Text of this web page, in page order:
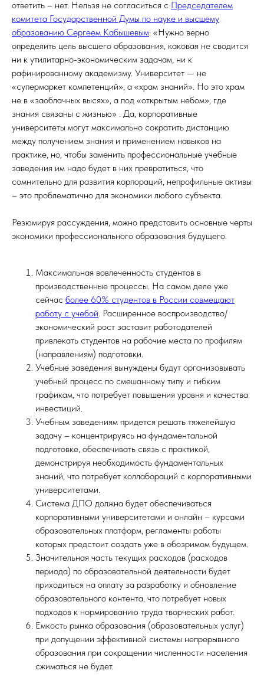
ответить – нет. Нельзя не согласиться с Председателем
комитета Государственной Думы по науке и высшему
образованию Сергеем Кабышевым: «Нужно верно
определить цель высшего образования, каковая не сводится
ни к утилитарно-экономическим задачам, ни к
рафинированному академизму. Университет — не
«супермаркет компетенций», а «храм знаний». Но это храм
не в «заоблачных высях», а под «открытым небом», где
знания связаны с жизнью» . Да, корпоративные
университеты могут максимально сократить дистанцию
между получением знания и применением навыков на
практике, но, чтобы заменить профессиональные учебные
заведения им надо будет в них превратиться, что
сомнительно для развития корпораций, непрофильные активы
– это проблематично для экономики любого субъекта.
Резюмируя рассуждения, можно представить основные черты
экономики профессионального образования будущего.
Максимальная вовлеченность студентов в
производственные процессы. На самом деле уже
сейчас более 60% студентов в России совмещают
работу с учебой. Расширенное воспроизводство/
экономический рост заставит работодателей
привлекать студентов на рабочие места по профилям
(направлениям) подготовки.
Учебные заведения вынуждены будут организовывать
учебный процесс по смешанному типу и гибким
графикам, что потребует повышения уровня и качества
инвестиций.
Учебным заведениям придется решать тяжелейшую
задачу – концентрируясь на фундаментальной
подготовке, обеспечивать связь с практикой,
демонстрируя необходимость фундаментальных
знаний, что потребует коллабораций с корпоративными
университетами.
Система ДПО должна будет обеспечиваться
корпоративными университетами и онлайн – курсами
образовательных платформ, регламенты работы
которых предстоит создать уже в обозримом будущем.
Значительная часть текущих расходов (расходов
периода) по образовательной деятельности будет
приходиться на оплату за разработку и обновление
образовательного контента, что потребует новых
подходов к нормированию труда творческих работ.
Емкость рынка образования (образовательных услуг)
при допущении эффективной системы непрерывного
образования при сокращении численности населения
сжиматься не будет.